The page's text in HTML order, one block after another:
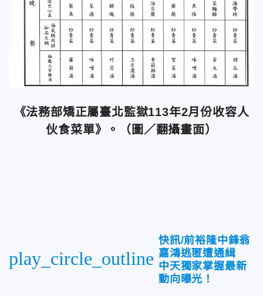
《法務部矯正屬臺北監獄113年2月份收容人
伙食菜單》。（圖／翻攝畫面）
play_circle_outline
快訊/前裕隆中鋒翁
嘉鴻逃匿遭通緝
中天獨家掌握最新
動向曝光！